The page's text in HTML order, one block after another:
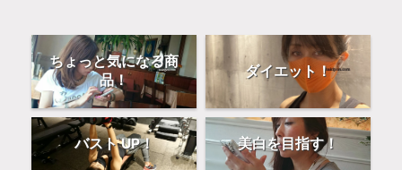
ちょっと気になる商
品！
ダイエット！
バスト UP！ 美白を目指す！